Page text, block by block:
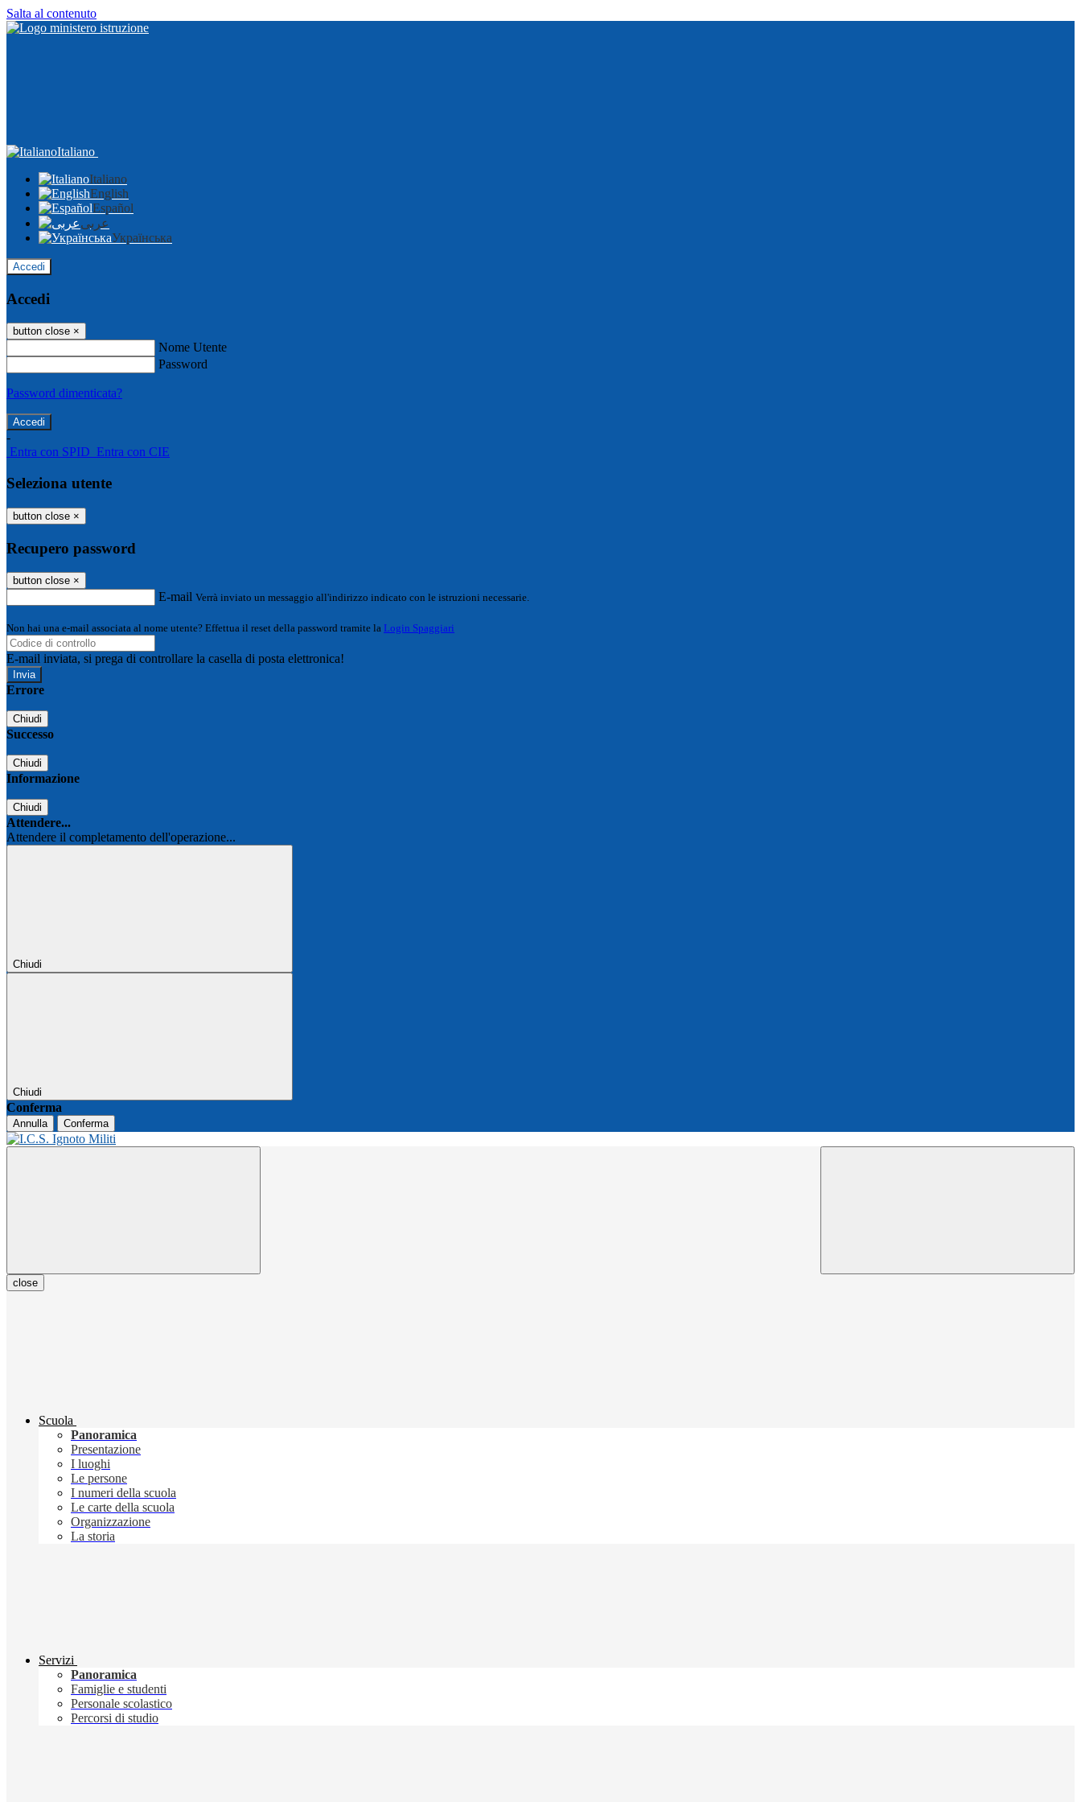
Salta al contenuto
Italiano
Italiano
English
Español
عربى
Українська
Accedi
Accedi
button close ×
Nome Utente
Password
Password dimenticata?
-
Entra con SPID Entra con CIE
Seleziona utente
button close ×
Recupero password
button close ×
E-mail Verrà inviato un messaggio all'indirizzo indicato con le istruzioni necessarie.
Non hai una e-mail associata al nome utente? Effettua il reset della password tramite la Login Spaggiari
E-mail inviata, si prega di controllare la casella di posta elettronica!
Errore
Chiudi
Successo
Chiudi
Informazione
Chiudi
Attendere...
Attendere il completamento dell'operazione...
Chiudi
Chiudi
Conferma
Annulla Conferma
close
Scuola
Panoramica
Presentazione
I luoghi
Le persone
I numeri della scuola
Le carte della scuola
Organizzazione
La storia
Servizi
Panoramica
Famiglie e studenti
Personale scolastico
Percorsi di studio